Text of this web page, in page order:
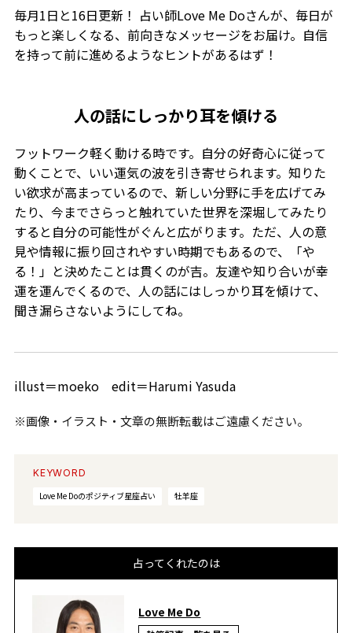
毎月1日と16日更新！ 占い師Love Me Doさんが、毎日が
もっと楽しくなる、前向きなメッセージをお届け。自信
を持って前に進めるようなヒントがあるはず！
人の話にしっかり耳を傾ける
フットワーク軽く動ける時です。自分の好奇心に従って
動くことで、いい運気の波を引き寄せられます。知りた
い欲求が高まっているので、新しい分野に手を広げてみ
たり、今までさらっと触れていた世界を深堀してみたり
すると自分の可能性がぐんと広がります。ただ、人の意
見や情報に振り回されやすい時期でもあるので、「や
る！」と決めたことは貫くのが吉。友達や知り合いが幸
運を運んでくるので、人の話にはしっかり耳を傾けて、
聞き漏らさないようにしてね。
illust＝moeko edit＝Harumi Yasuda
※画像・イラスト・文章の無断転載はご遠慮ください。
KEYWORD
Love Me Doのポジティブ星座占い
牡羊座
占ってくれたのは
Love Me Do